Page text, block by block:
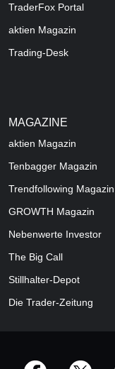
TraderFox Portal
aktien Magazin
Trading-Desk
MAGAZINE
aktien Magazin
Tenbagger Magazin
Trendfollowing Magazin
GROWTH Magazin
Nebenwerte Investor
The Big Call
Stillhalter-Depot
Die Trader-Zeitung
offizielle Social